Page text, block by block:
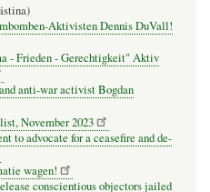
Aktivisten Dennis DuVall!
- Frieden - Gerechtigkeit" Aktiv
anti-war activist Bogdan
November 2023
to advocate for a ceasefire and de-
wagen!
conscientious objectors jailed